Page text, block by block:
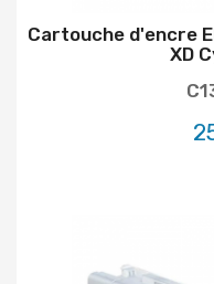
Cartouche d'encre
XD